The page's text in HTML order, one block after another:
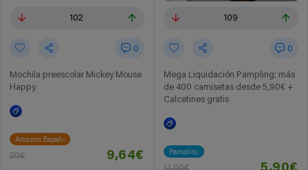
102
0
Mochila preescolar Mickey Mouse
Happy
Amazon España
20€ 9,64€
109
0
Mega Liquidación Pampling: más
de 400 camisetas desde 5,90€ +
Calcetines gratis
Pampling